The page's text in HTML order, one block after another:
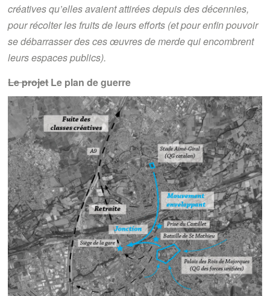
créatives qu’elles avaient attirées depuis des décennies,
pour récolter les fruits de leurs efforts (et pour enfin pouvoir
se débarrasser des ces œuvres de merde qui encombrent
leurs espaces publics).
Le projetLe plan de guerre